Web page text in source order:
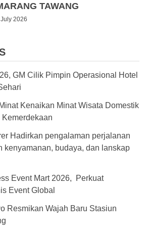
TAWANG
2026
GM Cilik Pimpin Operasional Hotel
Kenaikan Minat Wisata Domestik
Hadirkan pengalaman perjalanan
kenyamanan, budaya, dan lanskap
Event Mart 2026, Perkuat
Event Global
Resmikan Wajah Baru Stasiun